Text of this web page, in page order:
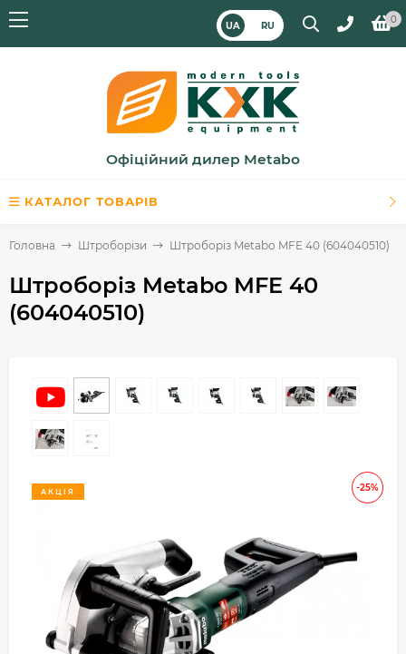
UA RU
0
Офіційний дилер Metabo
КАТАЛОГ ТОВАРІВ
Головна Штроборізи Штроборіз Metabo MFE 40 (604040510)
Штроборіз Metabo MFE 40
(604040510)
-25%
АКЦІЯ